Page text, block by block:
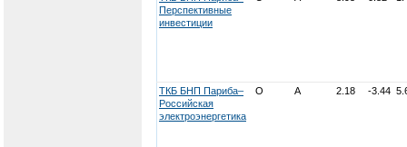
Перспективные
инвестиции
ТКБ БНП Париба–
Российская
электроэнергетика
О А 2.18 -3.44